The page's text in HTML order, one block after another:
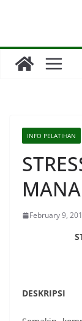
INFO PELATIHAN
February 9,
DESKRIPSI